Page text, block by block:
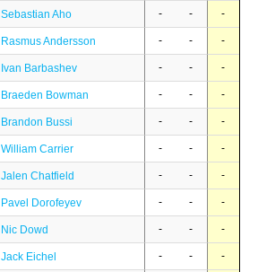
Sebastian Aho - - -
Rasmus Andersson - - -
Ivan Barbashev - - -
Braeden Bowman - - -
Brandon Bussi - - -
William Carrier - - -
Jalen Chatfield - - -
Pavel Dorofeyev - - -
Nic Dowd - - -
Jack Eichel - - -